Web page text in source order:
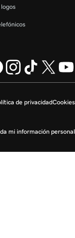
de privacidadCookies
mi información personal